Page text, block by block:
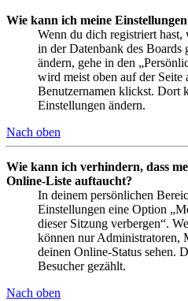
Wie kann ich meine
Wenn du dich registriert
in der Datenbank des Boards
ändern, gehe in den
wird meist oben auf der Seite
Benutzernamen klickst. Dort
Einstellungen ändern.
Nach oben
Wie kann ich verhindern, dass
Online-Liste auftaucht?
In deinem persönlichen
Einstellungen eine Option
dieser Sitzung verbergen“.
können nur Administratoren,
deinen Online-Status sehen.
Besucher gezählt.
Nach oben